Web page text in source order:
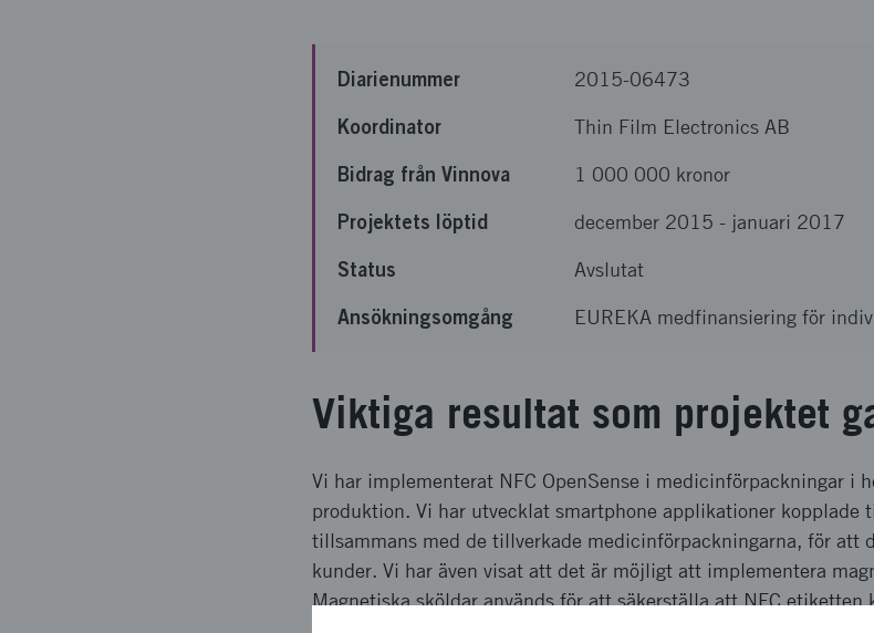
Diarienummer 2015-06473
Koordinator Thin Film Electronics AB
Bidrag från Vinnova 1 000 000 kronor
Projektets löptid december 2015 - januari 2017
Status Avslutat
Ansökningsomgång EUREKA medfinansiering för
Viktiga resultat som projektet
Vi har implementerat NFC OpenSense i medicinförpackningar i
produktion. Vi har utvecklat smartphone applikationer kopplade
tillsammans med de tillverkade medicinförpackningarna, för att
kunder. Vi har även visat att det är möjligt att implementera
Magnetiska sköldar används för att säkerställa att NFC etiketten